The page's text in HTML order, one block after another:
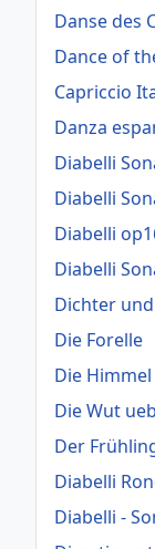
Danse des
Dance of
Capriccio
Danza
Diabelli
Diabelli
Diabelli
Diabelli
Dichter
Die Forelle
Die
Die Wut
Der
Diabelli
Diabelli -